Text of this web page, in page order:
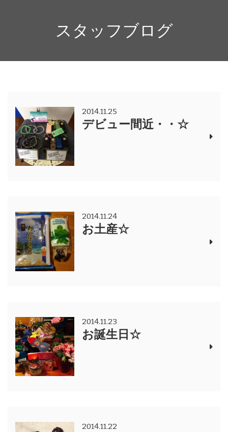
スタッフブログ
2014.11.25
デビュー間近・・☆
2014.11.24
お土産☆
2014.11.23
お誕生日☆
2014.11.22